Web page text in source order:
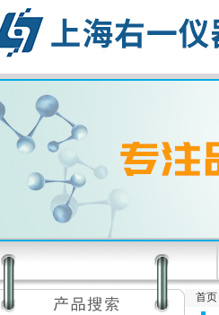
首页